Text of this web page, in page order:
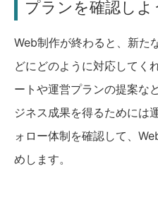
プランを確認しよ
Web制作が終わると、新た
どにどのように対応してく
ートや運営プランの提案な
ジネス成果を得るためには
ォロー体制を確認して、
めします。